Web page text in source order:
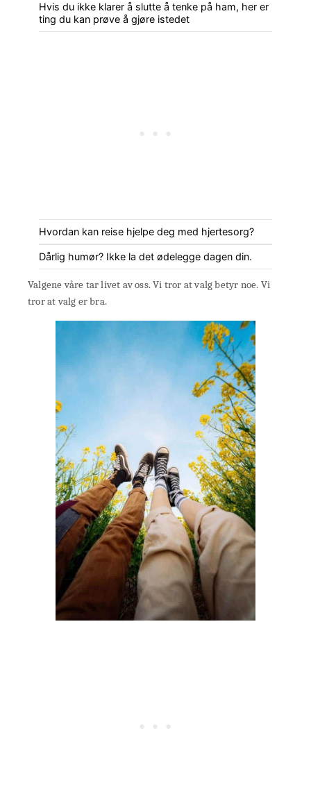
Hvis du ikke klarer å slutte å tenke på ham, her er
ting du kan prøve å gjøre istedet
Hvordan kan reise hjelpe deg med hjertesorg?
Dårlig humør? Ikke la det ødelegge dagen din.
Valgene våre tar livet av oss. Vi tror at valg betyr noe. Vi
tror at valg er bra.